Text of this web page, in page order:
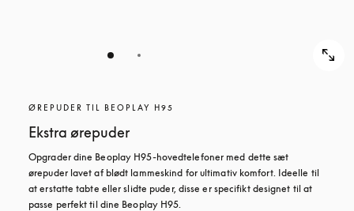
ØREPUDER TIL BEOPLAY H95
Ekstra ørepuder
Opgrader dine Beoplay H95-hovedtelefoner med dette sæt
ørepuder lavet af blødt lammeskind for ultimativ komfort. Ideelle til
at erstatte tabte eller slidte puder, disse er specifikt designet til at
passe perfekt til dine Beoplay H95.